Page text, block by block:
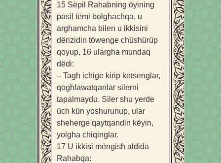
15 Sëpil Rahabning öyining
pasil tëmi bolghachqa, u
arghamcha bilen u ikkisini
dërizidin töwenge chüshürüp
qoyup, 16 ulargha mundaq
dëdi:
– Tagh ichige kirip ketsenglar,
qoghlawatqanlar silerni
tapalmaydu. Siler shu yerde
üch kün yoshurunup, ular
sheherge qaytqandin këyin,
yolgha chiqinglar.
17 U ikkisi mëngish aldida
Rahabqa: